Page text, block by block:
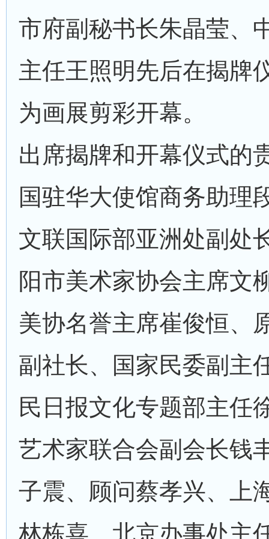
市府副秘书长朱晶莹、
主任王照明先后在揭牌
为画展剪彩开幕。
出席揭牌和开幕仪式的
国驻华大使馆商务助理
文联国际部亚洲处副处
阳市美术家协会主席文
美协名誉主席崔俊恒、
副社长、国家民委副主
民日报文化专题部主任
艺术家联合会副会长钱
子震、顾问蔡孝兴、上
林栋喜、北京办事处主